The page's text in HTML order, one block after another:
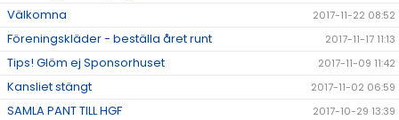
Välkomna 2017-11-22 08:52
Föreningskläder - beställa året runt 2017-11-17 11:13
Tips! Glöm ej Sponsorhuset 2017-11-09 11:42
Kansliet stängt 2017-11-02 06:59
SAMLA PANT TILL HGF 2017-10-29 13:39